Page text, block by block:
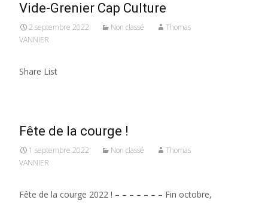
Vide-Grenier Cap Culture
2 septembre 2022 Non classé
Thomas
VANNIER
Share List
Fête de la courge !
1 septembre 2022 Non classé
Thomas
VANNIER
Fête de la courge 2022 ! – – – – – – – Fin octobre,